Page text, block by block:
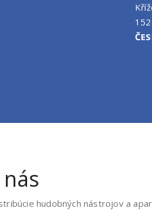
hudobných nástrojov a